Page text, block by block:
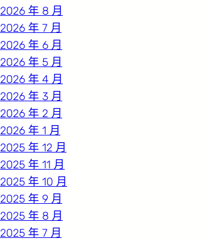
2026 年 8 月
2026 年 7 月
2026 年 6 月
2026 年 5 月
2026 年 4 月
2026 年 3 月
2026 年 2 月
2026 年 1 月
2025 年 12 月
2025 年 11 月
2025 年 10 月
2025 年 9 月
2025 年 8 月
2025 年 7 月